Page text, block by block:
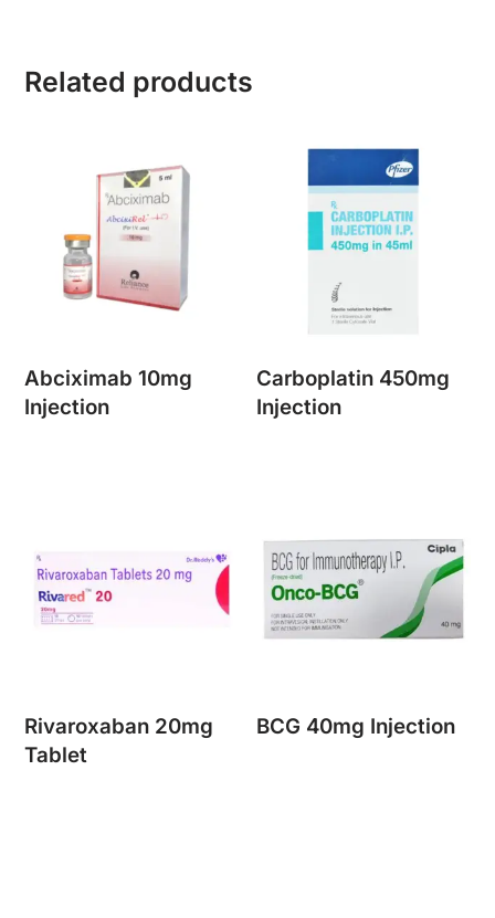
Related products
Abciximab 10mg
Injection
Carboplatin 450mg
Injection
Rivaroxaban 20mg
Tablet
BCG 40mg Injection